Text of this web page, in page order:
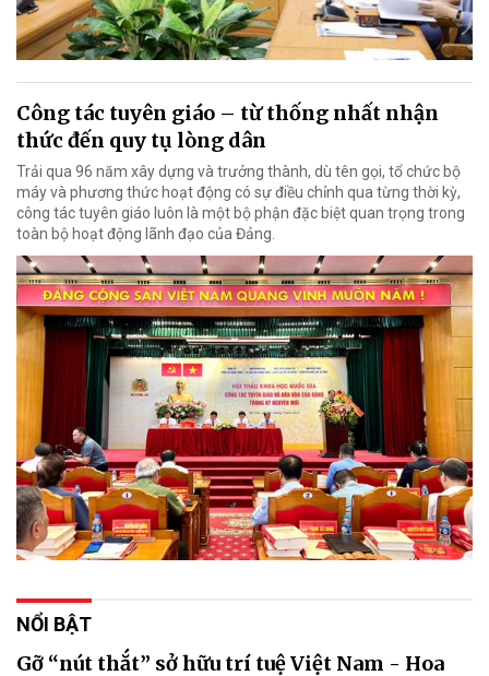
Công tác tuyên giáo – từ thống nhất nhận
thức đến quy tụ lòng dân
Trải qua 96 năm xây dựng và trưởng thành, dù tên gọi, tổ chức bộ
máy và phương thức hoạt động có sự điều chỉnh qua từng thời kỳ,
công tác tuyên giáo luôn là một bộ phận đặc biệt quan trọng trong
toàn bộ hoạt động lãnh đạo của Đảng.
NỔI BẬT
Gỡ “nút thắt” sở hữu trí tuệ Việt Nam - Hoa